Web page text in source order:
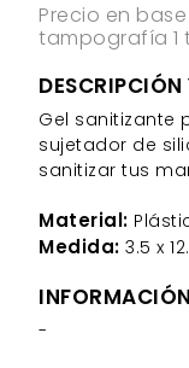
Precio en
tampografía 1
Gel sanitizante
sujetador de
sanitizar tus
Material:
Medida: 3.5 x
-